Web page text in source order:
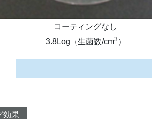
コーティングなし
3.8Log（生菌数/cm3 ）
効果